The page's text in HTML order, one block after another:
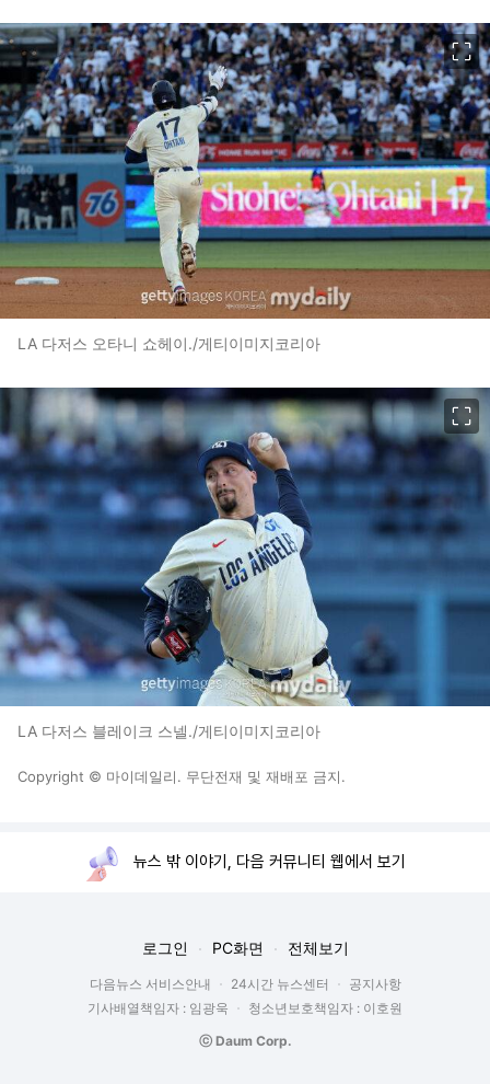
LA 다저스 오타니 쇼헤이./게티이미지코리아
LA 다저스 블레이크 스넬./게티이미지코리아
Copyright © 마이데일리. 무단전재 및 재배포 금지.
뉴스 밖 이야기, 다음 커뮤니티 웹에서 보기
로그인 PC화면 전체보기
다음뉴스 서비스안내 24시간 뉴스센터
공지사항
기사배열책임자 : 임광욱
청소년보호책임자 : 이호원
ⓒ Daum Corp.